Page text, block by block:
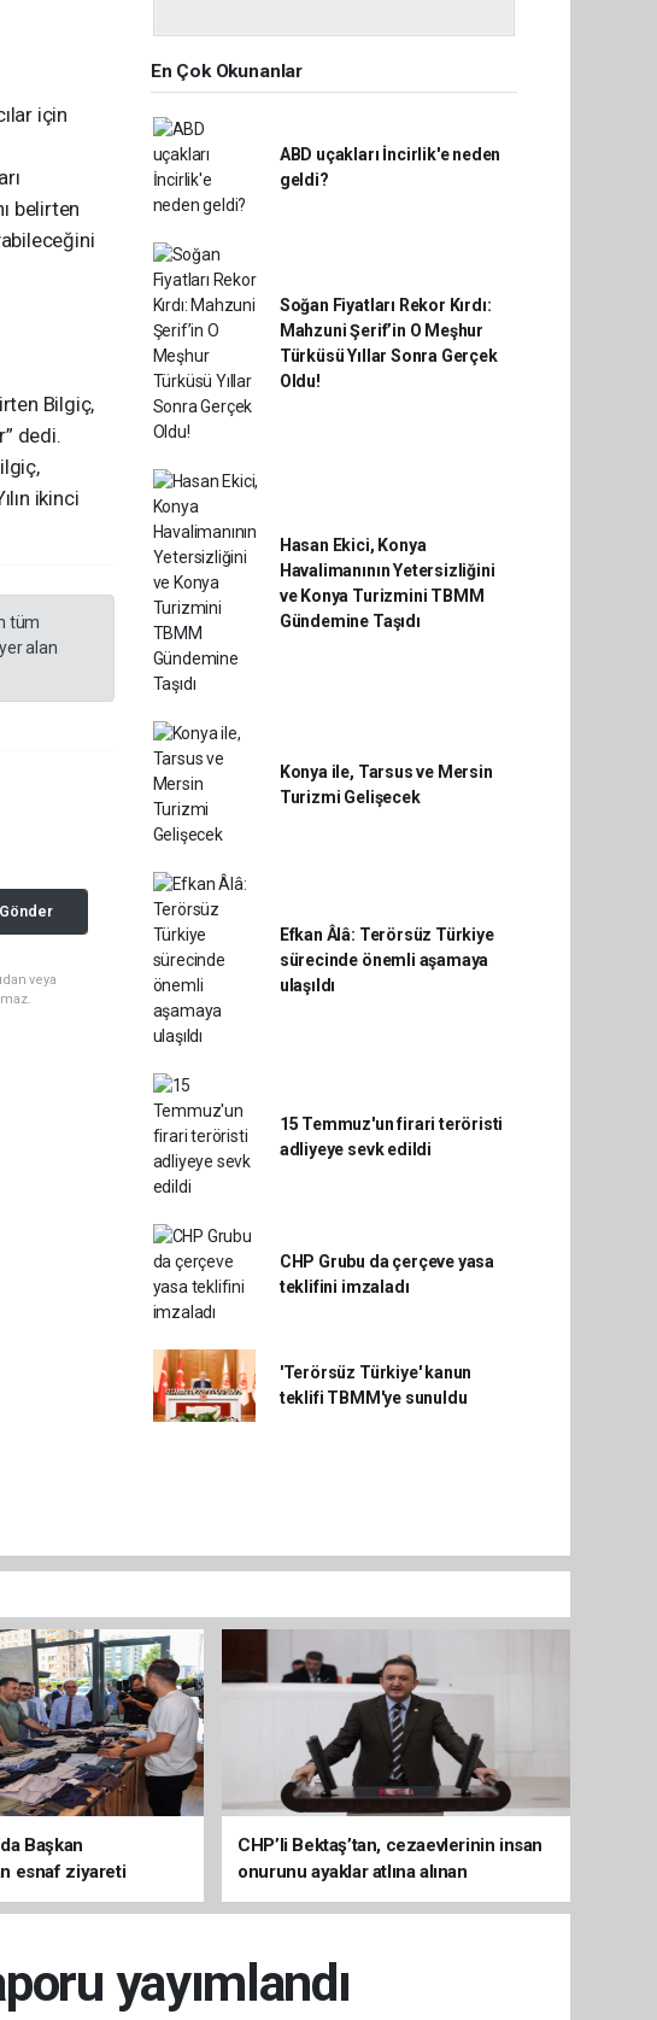
için
belirten
Bilgiç,
dedi.
ikinci
tüm
alan
Gönder
veya
En Çok Okunanlar
ABD uçakları İncirlik'e neden
geldi?
Soğan Fiyatları Rekor Kırdı:
Mahzuni Şerif’in O Meşhur
Türküsü Yıllar Sonra Gerçek
Oldu!
Hasan Ekici, Konya
Havalimanının Yetersizliğini
ve Konya Turizmini TBMM
Gündemine Taşıdı
Konya ile, Tarsus ve Mersin
Turizmi Gelişecek
Efkan Âlâ: Terörsüz Türkiye
sürecinde önemli aşamaya
ulaşıldı
15 Temmuz'un firari teröristi
adliyeye sevk edildi
CHP Grubu da çerçeve yasa
teklifini imzaladı
'Terörsüz Türkiye' kanun
teklifi TBMM'ye sunuldu
Başkan
esnaf ziyareti
CHP’li Bektaş’tan, cezaevlerinin insan
onurunu ayaklar atlına alınan
mekânlara dönüşmesine tepki
yayımlandı